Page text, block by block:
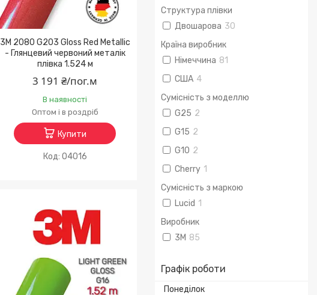
Структура плівки
Двошарова 30
Країна виробник
Німеччина 81
США 4
Сумісність з моделлю
G25 2
G15 2
G10 2
Cherry 1
Сумісність з маркою
Lucid 1
Виробник
3М 85
Графік роботи
Понеділок
3M 2080 G203 Gloss Red Metallic
- Глянцевий червоний металік
плівка 1.524 м
3 191 ₴/пог.м
В наявності
Оптом і в роздріб
Купити
04016